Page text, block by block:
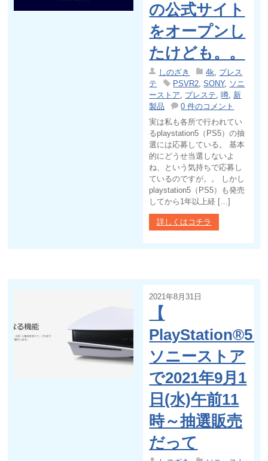
の公式サイト
をオープンし
たけども。。
しのざき 4k, プレス
テ
PSVR2,SONY, ソニ
ーストア, プレステ,噂, 新
製品
0 件のコメント
実は私も各所で行われてい
るplaystation5（PS5）の抽
選には応募している。 基本
的にどうせ当選しないよ
ね、という気持ちで応募し
ているのですが。。 しかし
playstation5（PS5）も発売
してから1年以上経 […]
詳しくはコチラ
2021年8月31日
【
PlayStation®5】
ソニーストア
で2021年9月1
日(水)午前11
時～抽選販売
だって